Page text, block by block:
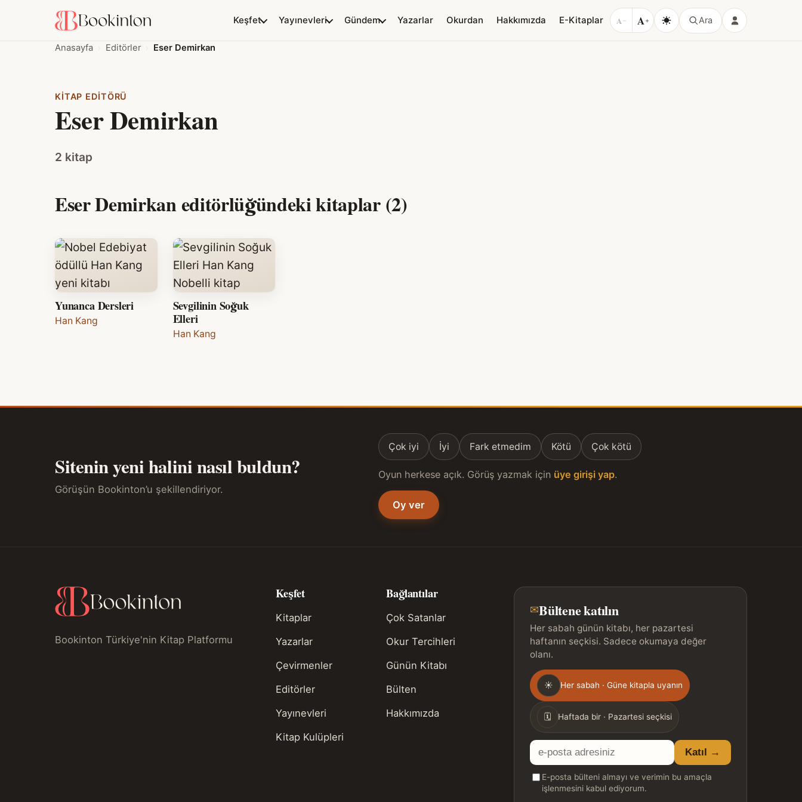
Keşfet Yayınevleri Gündem Yazarlar Okurdan Hakkımızda E-Kitaplar A − A+ Ara
Anasayfa Editörler Eser Demirkan
KITAP EDITÖRÜ
Eser Demirkan
2 kitap
Eser Demirkan editörlüğündeki kitaplar (2)
Yunanca Dersleri
Han Kang
Sevgilinin Soğuk
Elleri
Han Kang
Sitenin yeni halini nasıl buldun?
Görüşün Bookinton’u şekillendiriyor.
Çok iyi İyi Fark etmedim Kötü Çok kötü
Oyun herkese açık. Görüş yazmak için üye girişi yap.
Oy ver
Bookinton Türkiye'nin Kitap Platformu
Keşfet
Kitaplar
Yazarlar
Çevirmenler
Editörler
Yayınevleri
Kitap Kulüpleri
Bağlantılar
Çok Satanlar
Okur Tercihleri
Günün Kitabı
Bülten
Hakkımızda
✉Bültene katılın
Her sabah günün kitabı, her pazartesi
haftanın seçkisi. Sadece okumaya değer
olanı.
Gönderim
sıklığı
☀ Her sabah · Güne kitapla uyanın
🗓 Haftada bir · Pazartesi seçkisi
E-
posta
adresiniz
Katıl →
E-posta bülteni almayı ve verimin bu amaçla
işlenmesini kabul ediyorum.